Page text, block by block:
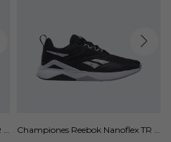
2
Championes Reebok Nanoflex TR 2